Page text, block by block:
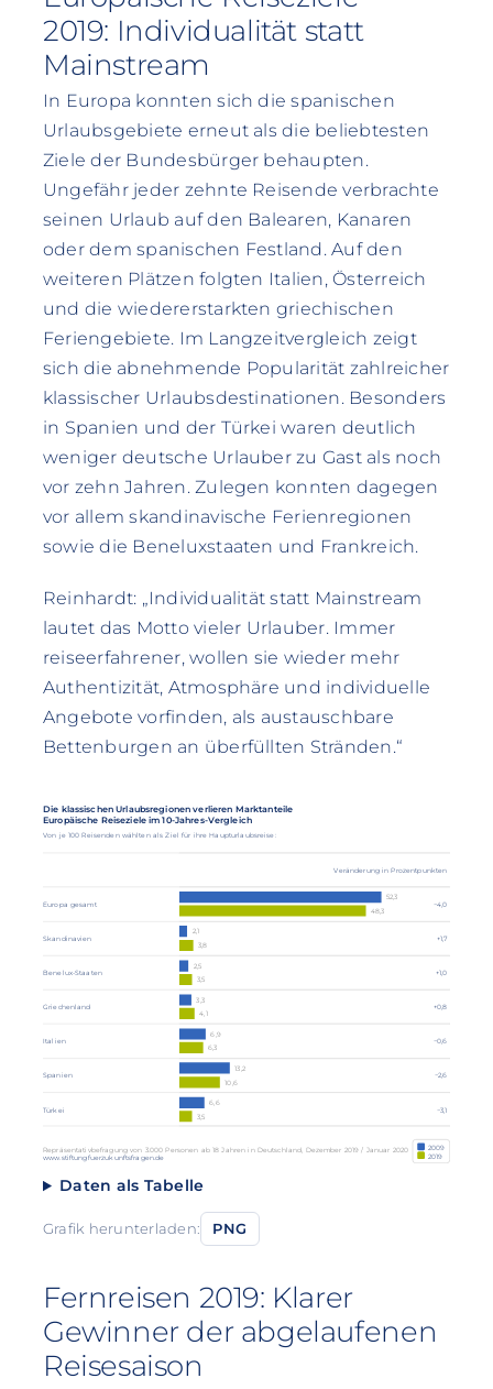
2019: Individualität statt
Mainstream
In Europa konnten sich die spanischen
Urlaubsgebiete erneut als die beliebtesten
Ziele der Bundesbürger behaupten.
Ungefähr jeder zehnte Reisende verbrachte
seinen Urlaub auf den Balearen, Kanaren
oder dem spanischen Festland. Auf den
weiteren Plätzen folgten Italien, Österreich
und die wiedererstarkten griechischen
Feriengebiete. Im Langzeitvergleich zeigt
sich die abnehmende Popularität zahlreicher
klassischer Urlaubsdestinationen. Besonders
in Spanien und der Türkei waren deutlich
weniger deutsche Urlauber zu Gast als noch
vor zehn Jahren. Zulegen konnten dagegen
vor allem skandinavische Ferienregionen
sowie die Beneluxstaaten und Frankreich.
Reinhardt: „Individualität statt Mainstream
lautet das Motto vieler Urlauber. Immer
reiseerfahrener, wollen sie wieder mehr
Authentizität, Atmosphäre und individuelle
Angebote vorfinden, als austauschbare
Bettenburgen an überfüllten Stränden.“
Repräsentativbefragung von 3.000 Personen ab 18 Jahren in Deutschland, Dezember 2019 / Januar 2020
Die klassischen Urlaubsregionen verlieren Marktanteile
Europäische Reiseziele im 10-Jahres-Vergleich
Von je 100 Reisenden wählten als Ziel für ihre Haupturlaubsreise:
48,3
3,8
3,5
4,1
6,3
10,6
3,5
52,3
2,1
2,5
3,3
6,9
13,2
6,6
2009
2019
Europa gesamt
Skandinavien
Benelux-Staaten
Griechenland
Italien
Spanien
Türkei
Veränderung in Prozentpunkten
−4,0
+1,7
+1,0
+0,8
−0,6
−2,6
−3,1
www.stiftungfuerzukunftsfragen.de
Daten als Tabelle
Grafik herunterladen: PNG
Fernreisen 2019: Klarer
Gewinner der abgelaufenen
Reisesaison